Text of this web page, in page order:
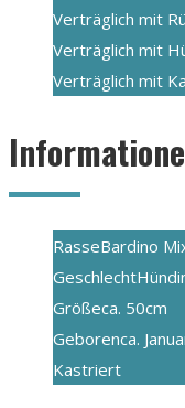
Verträglich mit
Verträglich mit
Verträglich mit
RasseBardino
Geschlecht
Größeca. 50cm
Geborenca.
Kastriert